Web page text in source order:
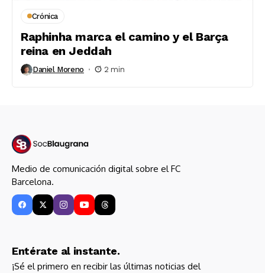
Crónica
Raphinha marca el camino y el Barça
reina en Jeddah
Daniel Moreno 2 min
Medio de comunicación digital sobre el FC
Barcelona.
Entérate al instante.
¡Sé el primero en recibir las últimas noticias del